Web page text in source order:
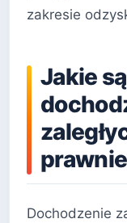
zakresie
Jakie
prawnie
Dochodzenie